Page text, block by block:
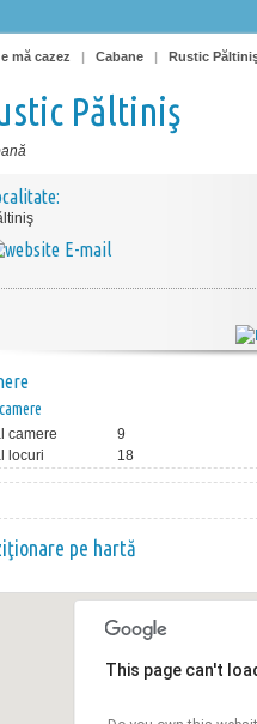
mă cazez | Cabane | Rustic
Păltiniş
E-mail
camere
9
locuri
18
pe hartă
This page can't